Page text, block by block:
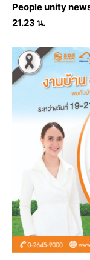
People unity
21.23 น.